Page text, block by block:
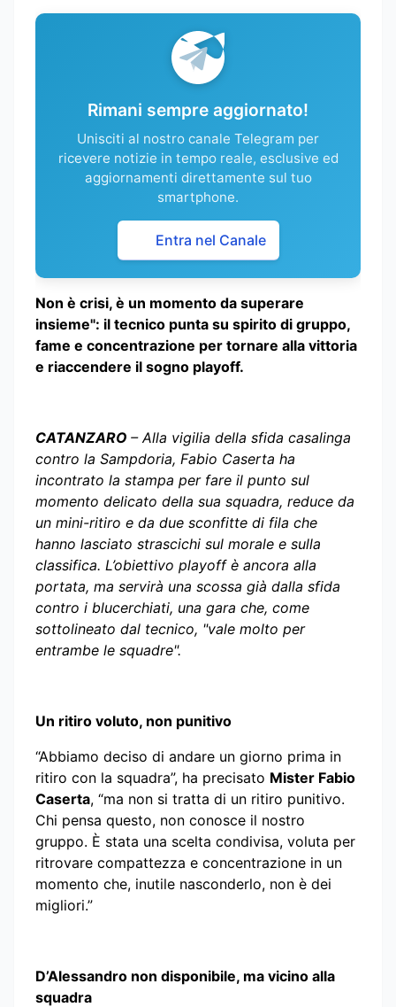
Rimani sempre aggiornato!
Unisciti al nostro canale Telegram per
ricevere notizie in tempo reale, esclusive ed
aggiornamenti direttamente sul tuo
smartphone.
Entra nel Canale
Non è crisi, è un momento da superare
insieme": il tecnico punta su spirito di gruppo,
fame e concentrazione per tornare alla vittoria
e riaccendere il sogno playoff.
CATANZARO – Alla vigilia della sfida casalinga
contro la Sampdoria, Fabio Caserta ha
incontrato la stampa per fare il punto sul
momento delicato della sua squadra, reduce da
un mini-ritiro e da due sconfitte di fila che
hanno lasciato strascichi sul morale e sulla
classifica. L’obiettivo playoff è ancora alla
portata, ma servirà una scossa già dalla sfida
contro i blucerchiati, una gara che, come
sottolineato dal tecnico, "vale molto per
entrambe le squadre".
Un ritiro voluto, non punitivo
“Abbiamo deciso di andare un giorno prima in
ritiro con la squadra”, ha precisato Mister Fabio
Caserta, “ma non si tratta di un ritiro punitivo.
Chi pensa questo, non conosce il nostro
gruppo. È stata una scelta condivisa, voluta per
ritrovare compattezza e concentrazione in un
momento che, inutile nasconderlo, non è dei
migliori.”
D’Alessandro non disponibile, ma vicino alla
squadra